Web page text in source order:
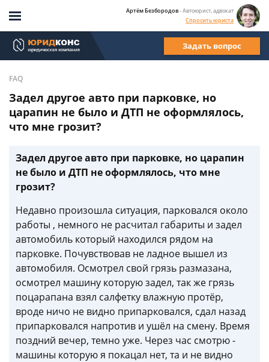
Артём Безбородов- Автоюрист, адвокат
Спросить юриста
Задать вопрос
FAQ
Задел другое авто при парковке, но
царапин не было и ДТП не оформлялось,
что мне грозит?
Задел другое авто при парковке, но царапин
не было и ДТП не оформлялось, что мне
грозит?
Недавно произошла ситуация, парковался около
работы , немного не расчитал габариты и задел
автомобиль который находился рядом на
парковке. Почувствовав не ладное вышел из
автомобиля. Осмотрел свой грязь размазана,
осмотрел машину которую задел, так же грязь
поцарапана взял салфетку влажную протёр,
вроде ничо не видно припарковался, сдал назад
припарковался напротив и ушёл на смену. Время
поздний вечер, темно уже. Через час смотрю -
машины которую я покацал нет, та и не видно